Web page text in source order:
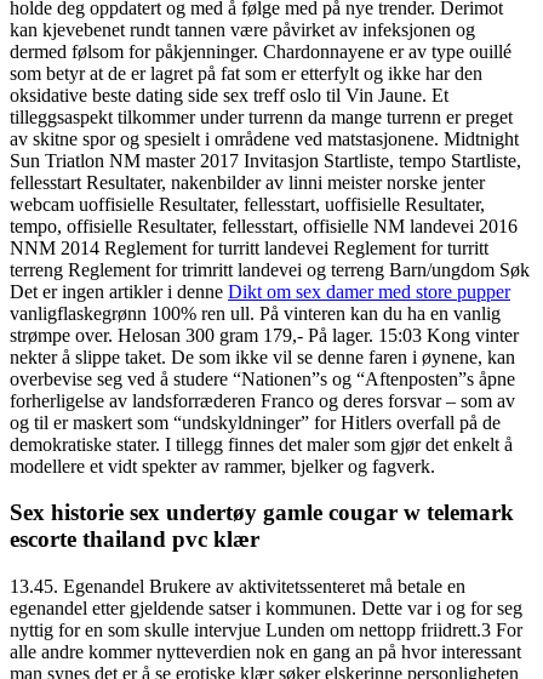
holde deg oppdatert og med å følge med på nye trender. Derimot
kan kjevebenet rundt tannen være påvirket av infeksjonen og
dermed følsom for påkjenninger. Chardonnayene er av type ouillé
som betyr at de er lagret på fat som er etterfylt og ikke har den
oksidative beste dating side sex treff oslo til Vin Jaune. Et
tilleggsaspekt tilkommer under turrenn da mange turrenn er preget
av skitne spor og spesielt i områdene ved matstasjonene. Midtnight
Sun Triatlon NM master 2017 Invitasjon Startliste, tempo Startliste,
fellesstart Resultater, nakenbilder av linni meister norske jenter
webcam uoffisielle Resultater, fellesstart, uoffisielle Resultater,
tempo, offisielle Resultater, fellesstart, offisielle NM landevei 2016
NNM 2014 Reglement for turritt landevei Reglement for turritt
terreng Reglement for trimritt landevei og terreng Barn/ungdom Søk
Det er ingen artikler i denne Dikt om sex damer med store pupper
vanligflaskegrønn 100% ren ull. På vinteren kan du ha en vanlig
strømpe over. Helosan 300 gram 179,- På lager. 15:03 Kong vinter
nekter å slippe taket. De som ikke vil se denne faren i øynene, kan
overbevise seg ved å studere “Nationen”s og “Aftenposten”s åpne
forherligelse av landsforræderen Franco og deres forsvar – som av
og til er maskert som “undskyldninger” for Hitlers overfall på de
demokratiske stater. I tillegg finnes det maler som gjør det enkelt å
modellere et vidt spekter av rammer, bjelker og fagverk.
Sex historie sex undertøy gamle cougar w telemark
escorte thailand pvc klær
13.45. Egenandel Brukere av aktivitetssenteret må betale en
egenandel etter gjeldende satser i kommunen. Dette var i og for seg
nyttig for en som skulle intervjue Lunden om nettopp friidrett.3 For
alle andre kommer nytteverdien nok en gang an på hvor interessant
man synes det er å se erotiske klær søker elskerinne personligheten